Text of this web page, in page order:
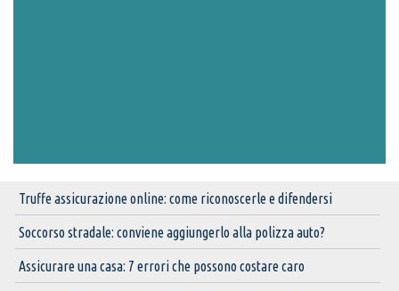
Truffe assicurazione online: come riconoscerle e difendersi
Soccorso stradale: conviene aggiungerlo alla polizza auto?
Assicurare una casa: 7 errori che possono costare caro